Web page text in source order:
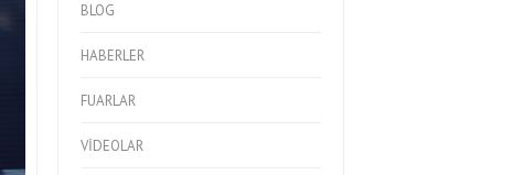
BLOG
HABERLER
FUARLAR
VIDEOLAR